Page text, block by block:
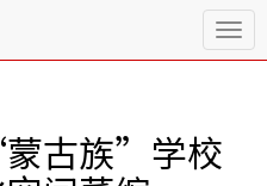
T
o
古族”学校